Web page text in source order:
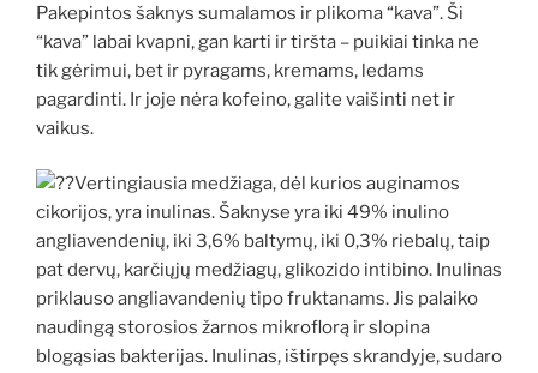
Pakepintos šaknys sumalamos ir plikoma “kava”. Ši
“kava” labai kvapni, gan karti ir tiršta – puikiai tinka ne
tik gėrimui, bet ir pyragams, kremams, ledams
pagardinti. Ir joje nėra kofeino, galite vaišinti net ir
vaikus.
Vertingiausia medžiaga, dėl kurios auginamos
cikorijos, yra inulinas. Šaknyse yra iki 49% inulino
angliavendenių, iki 3,6% baltymų, iki 0,3% riebalų, taip
pat dervų, karčiųjų medžiagų, glikozido intibino. Inulinas
priklauso angliavandenių tipo fruktanams. Jis palaiko
naudingą storosios žarnos mikroflorą ir slopina
blogąsias bakterijas. Inulinas, ištirpęs skrandyje, sudaro